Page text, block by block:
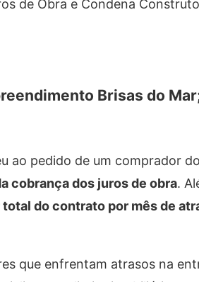
Brisas do
ao pedido de um comprador
cobrança dos juros de obra.
total do contrato por mês de
que enfrentam atrasos na